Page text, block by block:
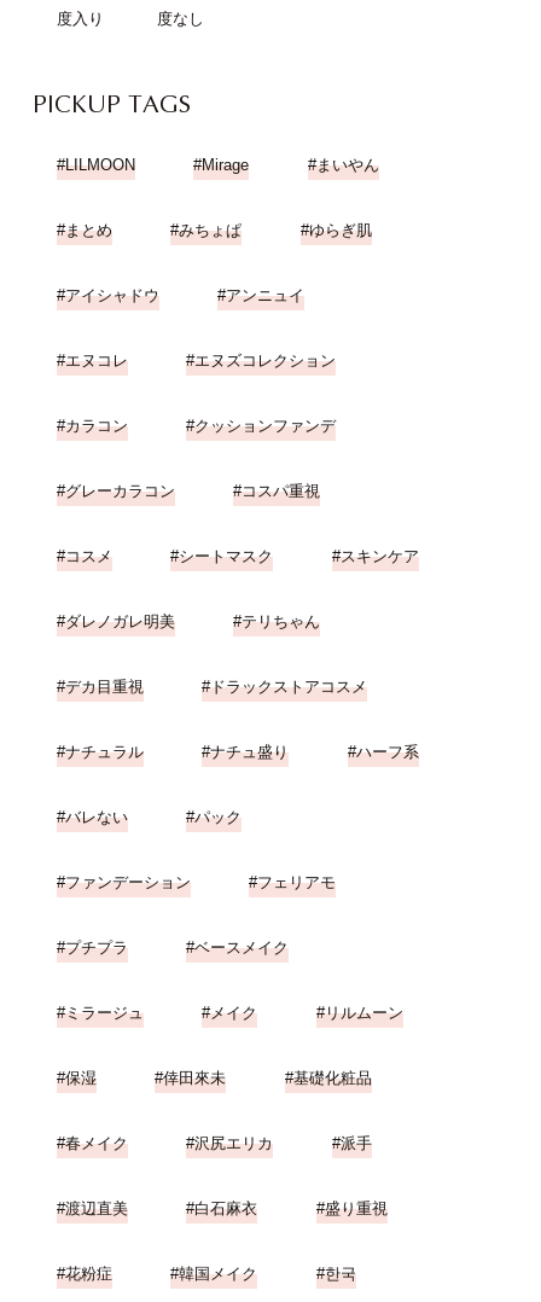
度入り 度なし
PICKUP TAGS
LILMOON Mirage まいやん
まとめ みちょぱ ゆらぎ肌
アイシャドウ アンニュイ
エヌコレ エヌズコレクション
カラコン クッションファンデ
グレーカラコン コスパ重視
コスメ シートマスク スキンケア
ダレノガレ明美 テリちゃん
デカ目重視 ドラックストアコスメ
ナチュラル ナチュ盛り ハーフ系
バレない パック
ファンデーション フェリアモ
プチプラ ベースメイク
ミラージュ メイク リルムーン
保湿 倖田來未 基礎化粧品
春メイク 沢尻エリカ 派手
渡辺直美 白石麻衣 盛り重視
花粉症 韓国メイク 한국